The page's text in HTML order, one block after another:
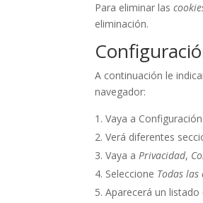
Para eliminar las
eliminación.
A continuación le
navegador:
Vaya a
Verá diferentes
Vaya aPrivacidad,
Seleccione Todas las
Aparecerá un